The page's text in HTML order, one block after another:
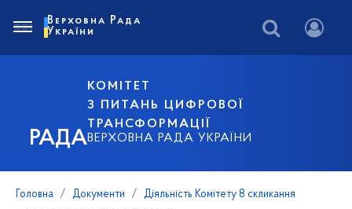
РАДА
КОМІТЕТ
З ПИТАНЬ ЦИФРОВОЇ
ТРАНСФОРМАЦІЇ
ВЕРХОВНА РАДА УКРАЇНИ
Верховна Рада
України
Головна Документи
Діяльність Комітету 8 скликання